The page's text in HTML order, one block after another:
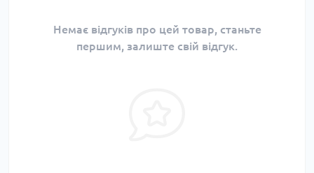
Немає відгуків про цей товар, станьте
першим, залиште свій відгук.